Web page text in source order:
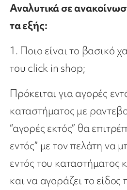
Αναλυτικά σε
τα εξής:
1. Ποιο είναι το βασικό
του click in shop;
Πρόκειται για αγορές
καταστήματος με
“αγορές εκτός” θα
εντός” με τον πελάτη να
εντός του καταστήματος
και να αγοράζει το είδος